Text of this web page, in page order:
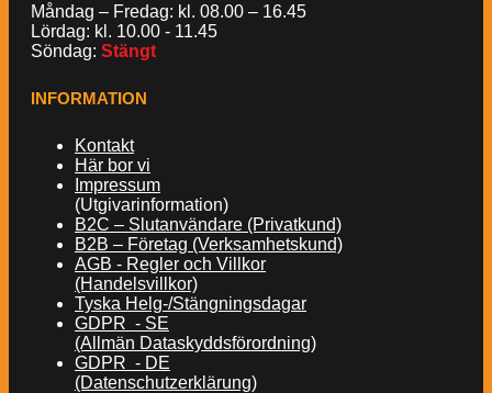
Måndag – Fredag: kl. 08.00 – 16.45
Lördag: kl. 10.00 - 11.45
Söndag: Stängt
INFORMATION
Kontakt
Här bor vi
Impressum
(Utgivarinformation)
B2C – Slutanvändare (Privatkund)
B2B – Företag (Verksamhetskund)
AGB - Regler och Villkor
(Handelsvillkor)
Tyska Helg-/Stängningsdagar
GDPR - SE
(Allmän Dataskyddsförordning)
GDPR - DE
(Datenschutzerklärung)